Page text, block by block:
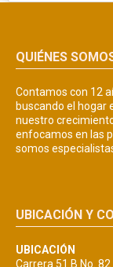
QUIÉNES
Contamos con 12
buscando el hogar
nuestro
enfocamos en las
somos
UBICACIÓN Y
UBICACIÓN
Carrera 51 B No.